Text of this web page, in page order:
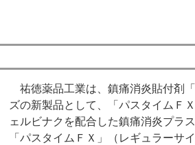
祐徳薬品工業は、鎮痛消炎貼付剤
ズの新製品として、「パスタイムＦ
ェルビナクを配合した鎮痛消炎プラ
「パスタイムＦＸ」（レギュラーサ